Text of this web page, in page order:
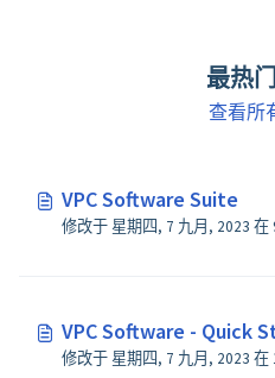
最热
查看所
VPC Software Suite
VPC Software - Quick